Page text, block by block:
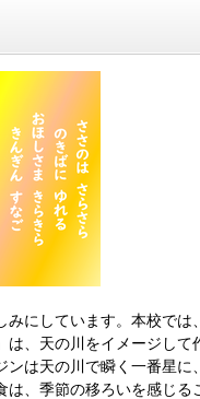
にしています。本校で
は、天の川をイメージし
ンは天の川で瞬く一番星
、季節の移ろいを感じる